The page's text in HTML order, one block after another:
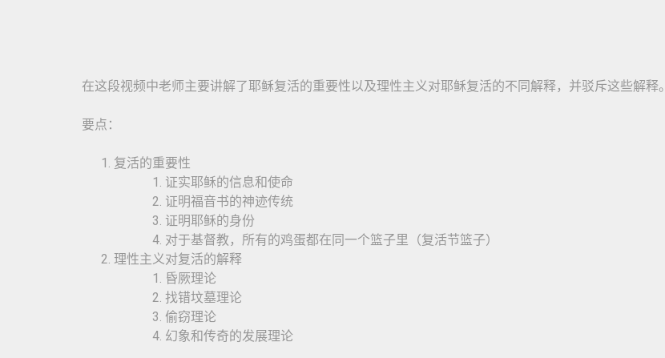
在这段视频中老师主要讲解了耶稣复活的重要性以及理性主义对耶稣复活的不同解释，并驳斥这些解释。
要点：
复活的重要性
证实耶稣的信息和使命
证明福音书的神迹传统
证明耶稣的身份
对于基督教，所有的鸡蛋都在同一个篮子里（复活节篮子）
理性主义对复活的解释
昏厥理论
找错坟墓理论
偷窃理论
幻象和传奇的发展理论